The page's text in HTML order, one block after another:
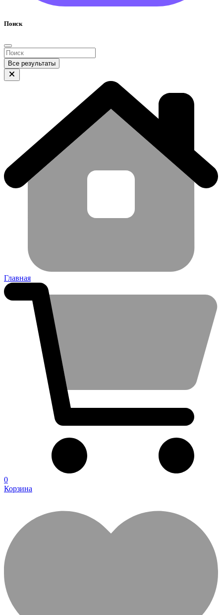
Поиск
Все результаты
Главная
0
Корзина